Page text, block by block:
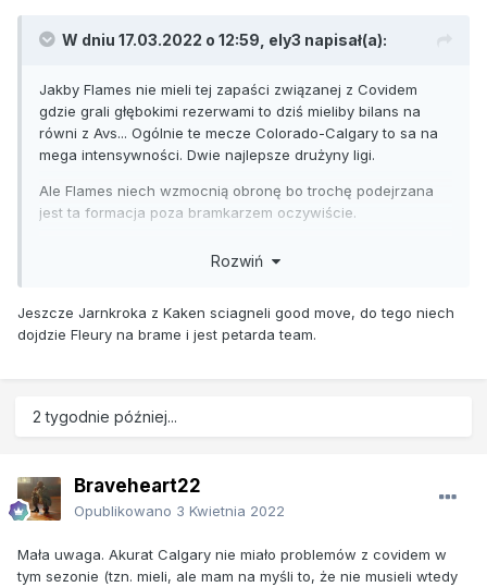
W dniu 17.03.2022 o 12:59, ely3 napisał(a):
Jakby Flames nie mieli tej zapaści związanej z Covidem
gdzie grali głębokimi rezerwami to dziś mieliby bilans na
równi z Avs... Ogólnie te mecze Colorado-Calgary to sa na
mega intensywności. Dwie najlepsze drużyny ligi.
Ale Flames niech wzmocnią obronę bo trochę podejrzana
jest ta formacja poza bramkarzem oczywiście.
Niech im Toffoli wyjaśni jak się wjeźdża do finału
Rozwiń
Jeszcze Jarnkroka z Kaken sciagneli good move, do tego niech
dojdzie Fleury na brame i jest petarda team.
2 tygodnie później...
Braveheart22
Opublikowano 3 Kwietnia 2022
Mała uwaga. Akurat Calgary nie miało problemów z covidem w
tym sezonie (tzn. mieli, ale mam na myśli to, że nie musieli wtedy